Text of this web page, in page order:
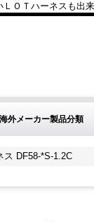
ＯＴハーネスも出
海外メーカー製品分類
ス DF58-*S-1.2C